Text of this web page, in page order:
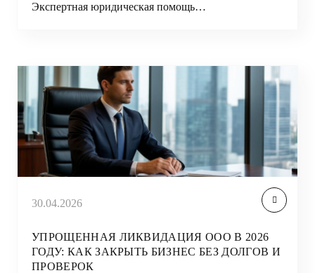
Экспертная юридическая помощь…
30.04.2026
УПРОЩЕННАЯ ЛИКВИДАЦИЯ ООО В 2026
ГОДУ: КАК ЗАКРЫТЬ БИЗНЕС БЕЗ ДОЛГОВ И
ПРОВЕРОК